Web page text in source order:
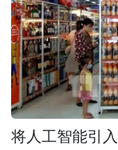
将人工智能引